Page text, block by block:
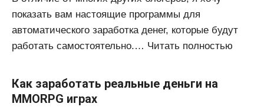
показать вам настоящие программы для
автоматического заработка денег, которые будут
работать самостоятельно.… Читать полностью
Как заработать реальные деньги на
MMORPG играх